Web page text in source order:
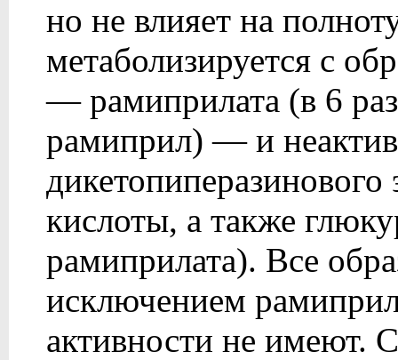
но не влияет на
метаболизируется с
— рамиприлата (в 6
рамиприл) — и
кислоты, а также
рамиприлата). Все
исключением
активности не имеют.